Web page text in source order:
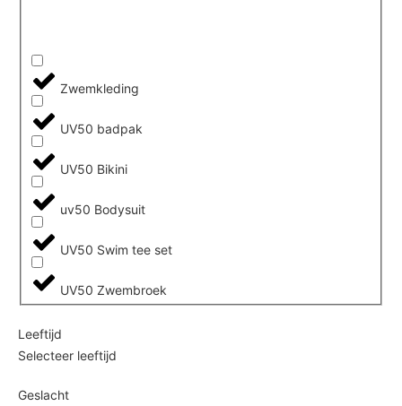
Zwemkleding
UV50 badpak
UV50 Bikini
uv50 Bodysuit
UV50 Swim tee set
UV50 Zwembroek
Leeftijd
Selecteer leeftijd
Geslacht